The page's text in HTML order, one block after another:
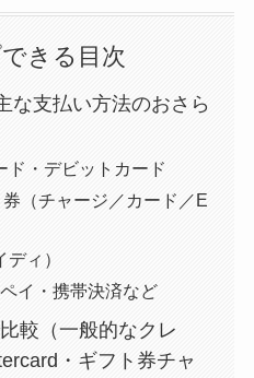
きる目次
な支払い方法のおさら
ド・デビットカード
（チャージ／カード／E
ィ）
イ・携帯決済など
較（一般的なクレ
・ギフト券チャ